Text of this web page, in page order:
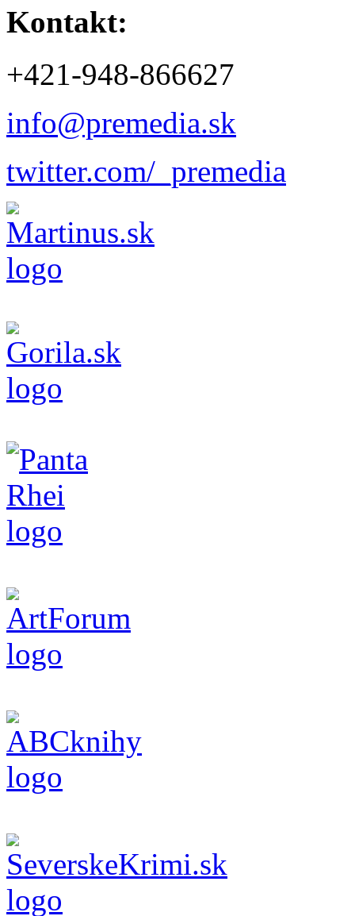
Kontakt:
+421-948-866627
info@premedia.sk
twitter.com/_premedia